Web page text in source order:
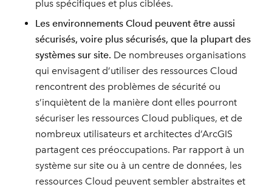
plus spécifiques et plus ciblées.
Les environnements Cloud peuvent être aussi
sécurisés, voire plus sécurisés, que la plupart des
systèmes sur site. De nombreuses organisations
qui envisagent d’utiliser des ressources Cloud
rencontrent des problèmes de sécurité ou
s’inquiètent de la manière dont elles pourront
sécuriser les ressources Cloud publiques, et de
nombreux utilisateurs et architectes d’ArcGIS
partagent ces préoccupations. Par rapport à un
système sur site ou à un centre de données, les
ressources Cloud peuvent sembler abstraites et